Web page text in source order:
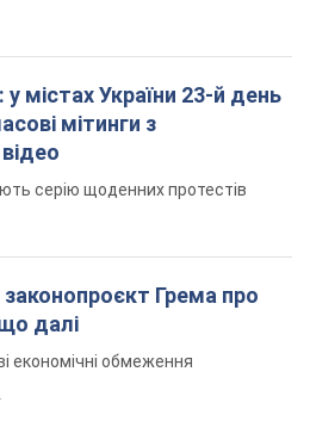
Грема про
що далі
економічні обмеження